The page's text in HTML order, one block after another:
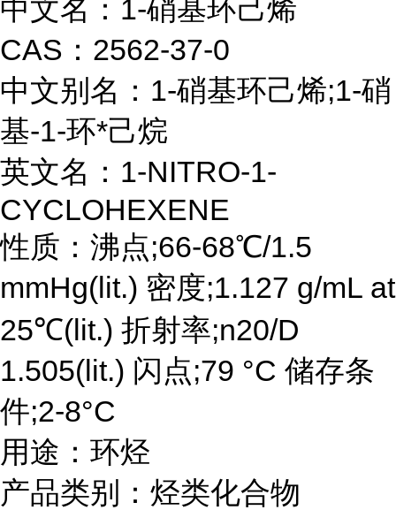
中文名：1-硝基环己烯
CAS：2562-37-0
中文别名：1-硝基环己烯;1-硝
基-1-环*己烷
英文名：1-NITRO-1-
CYCLOHEXENE
性质：沸点;66-68℃/1.5
mmHg(lit.) 密度;1.127 g/mL at
25℃(lit.) 折射率;n20/D
1.505(lit.) 闪点;79 °C 储存条
件;2-8°C
用途：环烃
产品类别：烃类化合物